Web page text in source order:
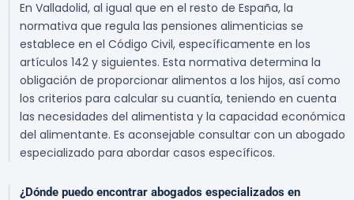
En Valladolid, al igual que en el resto de España, la
normativa que regula las pensiones alimenticias se
establece en el Código Civil, específicamente en los
artículos 142 y siguientes. Esta normativa determina la
obligación de proporcionar alimentos a los hijos, así como
los criterios para calcular su cuantía, teniendo en cuenta
las necesidades del alimentista y la capacidad económica
del alimentante. Es aconsejable consultar con un abogado
especializado para abordar casos específicos.
¿Dónde puedo encontrar abogados especializados en